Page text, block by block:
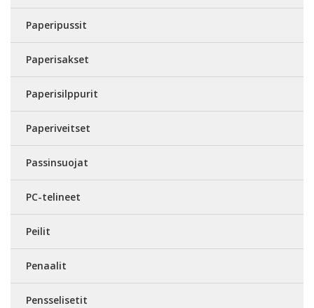
Paperipussit
Paperisakset
Paperisilppurit
Paperiveitset
Passinsuojat
PC-telineet
Peilit
Penaalit
Pensselisetit